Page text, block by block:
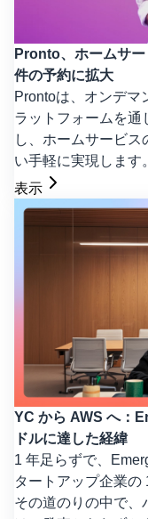
Pronto、ホームサ
件の予約に拡大
Prontoは、オンデマ
ラットフォームを通
し、ホームサービ
い手軽に実現します。
表示
YC から AWS へ：
ドルに達した経緯
1 年足らずで、
タートアップ企業の
その道のりの中で、